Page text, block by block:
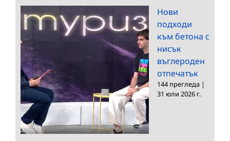
Нови
подходи
към бетона с
нисък
въглероден
отпечатък
144 прегледа |
31 юли 2026 г.